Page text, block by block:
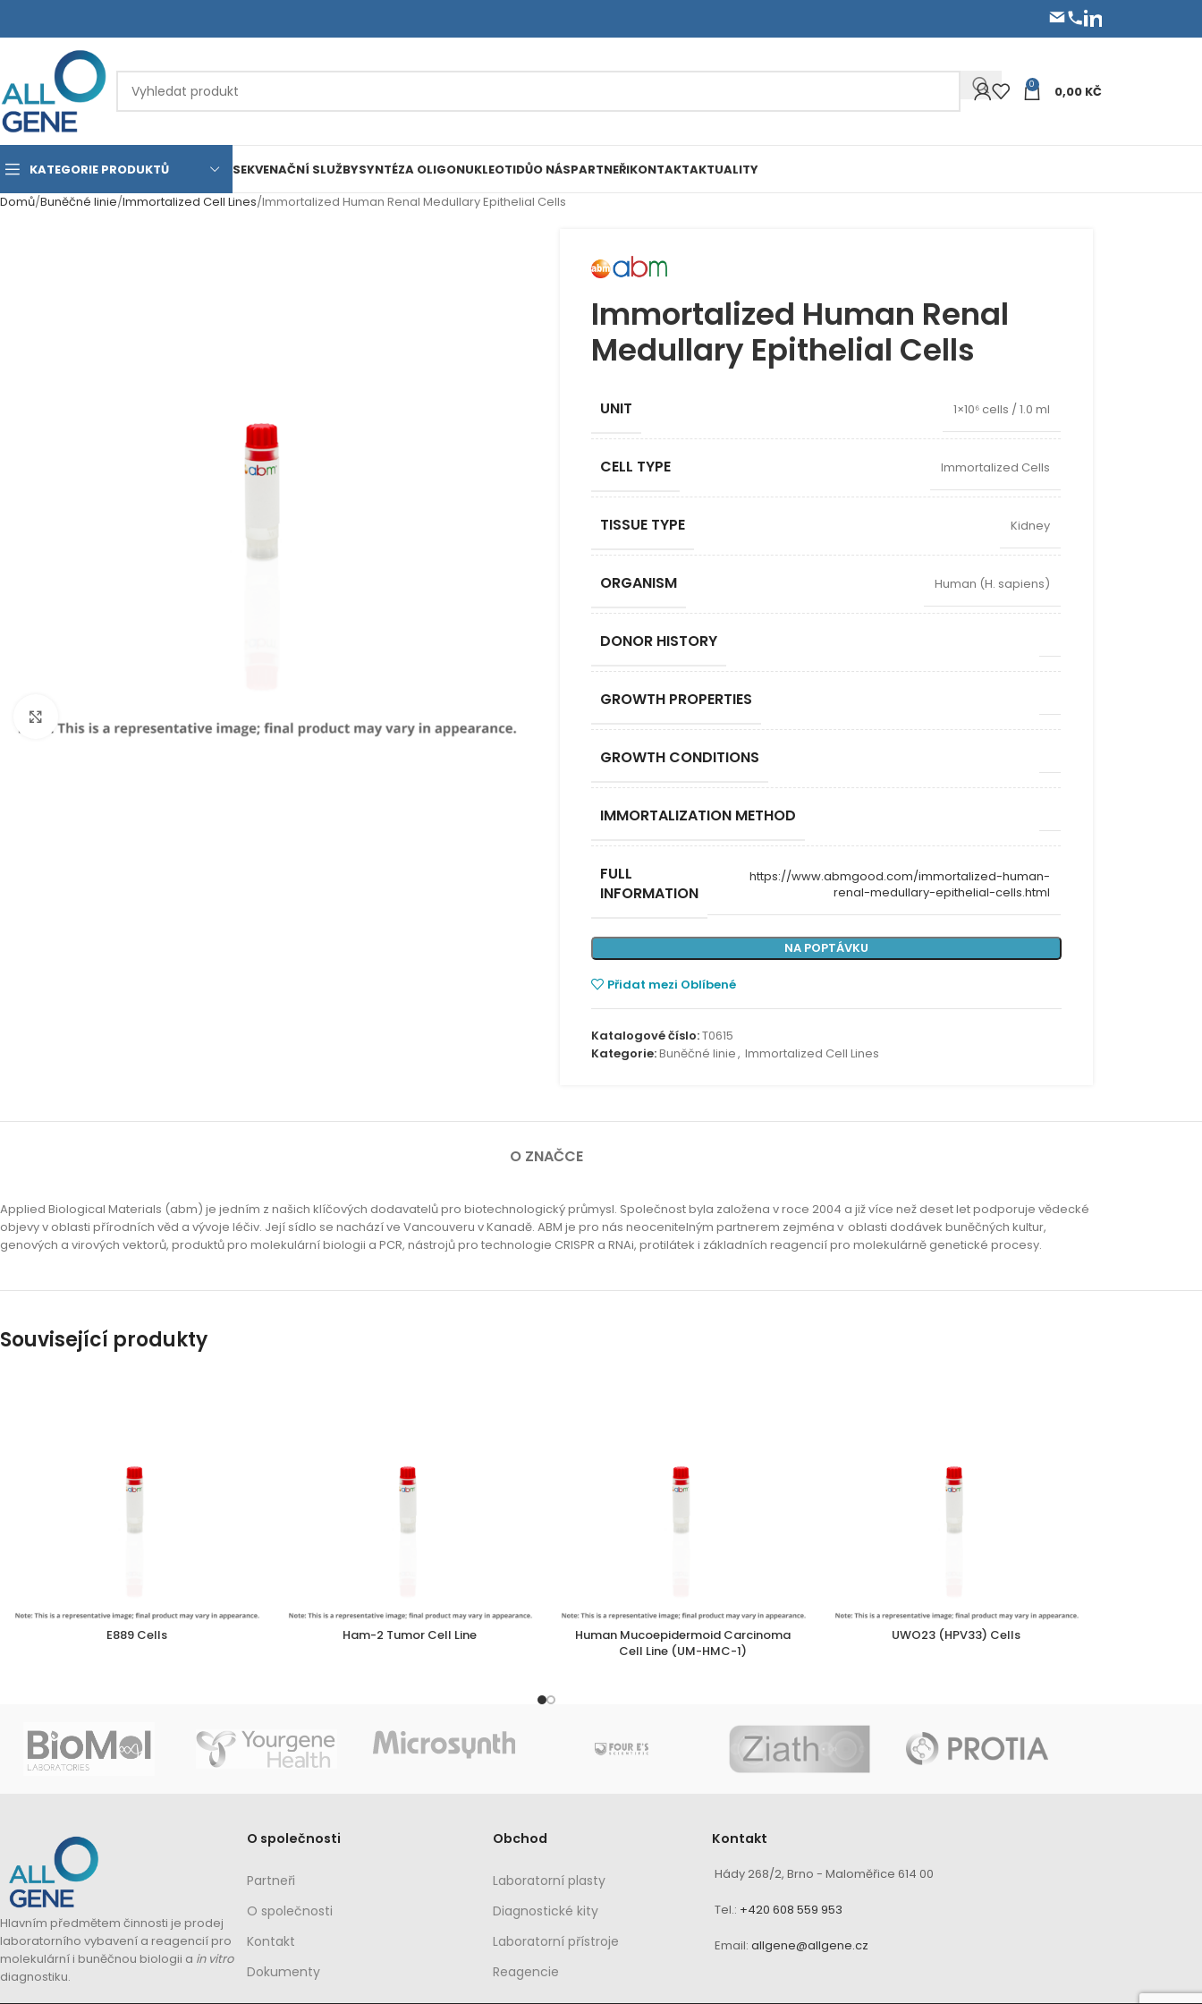
0 0,00 KČ
KATEGORIE PRODUKTŮ SEKVENAČNÍ SLUŽBYSYNTÉZA OLIGONUKLEOTIDŮO NÁSPARTNEŘIKONTAKTAKTUALITY
Domů Buněčné linie Immortalized Cell Lines Immortalized Human Renal Medullary Epithelial Cells
Immortalized Human Renal
Medullary Epithelial Cells
UNIT 1×10⁶ cells / 1.0 ml
CELL TYPE Immortalized Cells
TISSUE TYPE Kidney
ORGANISM Human (H. sapiens)
DONOR HISTORY
GROWTH PROPERTIES
GROWTH CONDITIONS
IMMORTALIZATION METHOD
FULL
INFORMATION
https://www.abmgood.com/immortalized-human-
renal-medullary-epithelial-cells.html
NA POPTÁVKU
Přidat mezi Oblíbené
Katalogové číslo:T0615
Kategorie:Buněčné linie, Immortalized Cell Lines
O ZNAČCE
Applied Biological Materials (abm) je jedním z našich klíčových dodavatelů pro biotechnologický průmysl. Společnost byla založena v roce 2004 a již více než deset let podporuje vědecké
objevy v oblasti přírodních věd a vývoje léčiv. Její sídlo se nachází ve Vancouveru v Kanadě. ABM je pro nás neocenitelným partnerem zejména v oblasti dodávek buněčných kultur,
genových a virových vektorů, produktů pro molekulární biologii a PCR, nástrojů pro technologie CRISPR a RNAi, protilátek i základních reagencií pro molekulárně genetické procesy.
Související produkty
E889 Cells Ham-2 Tumor Cell Line
Human Mucoepidermoid Carcinoma
Cell Line (UM-HMC-1)
UWO23 (HPV33) Cells
Hlavním předmětem činnosti je prodej
laboratorního vybavení a reagencií pro
molekulární i buněčnou biologii a in vitro
diagnostiku.
O společnosti
Partneři
O společnosti
Kontakt
Dokumenty
Obchod
Laboratorní plasty
Diagnostické kity
Laboratorní přístroje
Reagencie
Kontakt
Hády 268/2, Brno - Maloměřice 614 00
Tel.: +420 608 559 953
Email: allgene@allgene.cz